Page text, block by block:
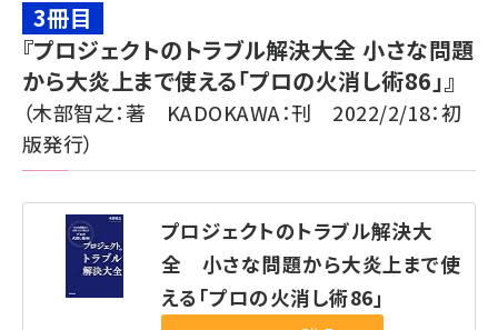
3冊目
『プロジェクトのトラブル解決大全 小さな問題
から大炎上まで使える「プロの火消し術86」』
（木部智之：著 KADOKAWA：刊 2022/2/18：初
版発行）
プロジェクトのトラブル解決大
全 小さな問題から大炎上まで使
える「プロの火消し術86」